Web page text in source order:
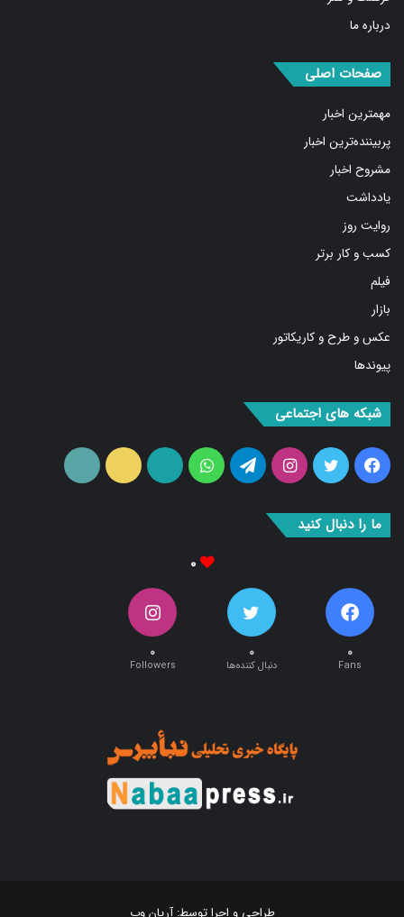
صفحات اصلی
شبکه های اجتماعی
فیس
بوک
توییتراینستاگرام
تلگرامواتس
آپ
آپارات ایتا
ما را دنبال کنید
۰
Fans
۰
دنبال کننده‌ها
۰
Followers
طراحی و اجرا توسط:آریان وب